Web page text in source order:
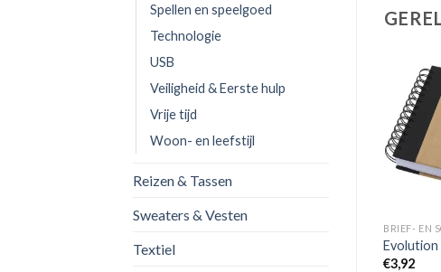
BRIEF- EN
€3,92
Spellen en speelgoed
Technologie
USB
Veiligheid & Eerste hulp
Vrije tijd
Woon- en leefstijl
Reizen & Tassen
Sweaters & Vesten
Textiel